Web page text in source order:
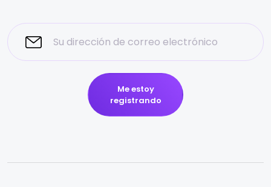
Me estoy
registrando